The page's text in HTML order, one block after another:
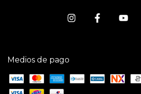
Medios de pago